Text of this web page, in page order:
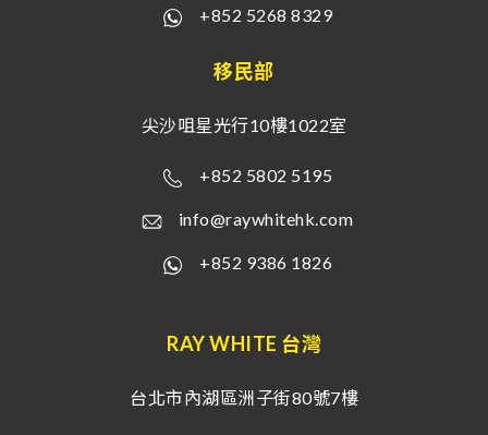
+852 5268 8329
移民部
尖沙咀星光行10樓1022室
+852 5802 5195
info@raywhitehk.com
+852 9386 1826
RAY WHITE 台灣
台北市內湖區洲子街80號7樓